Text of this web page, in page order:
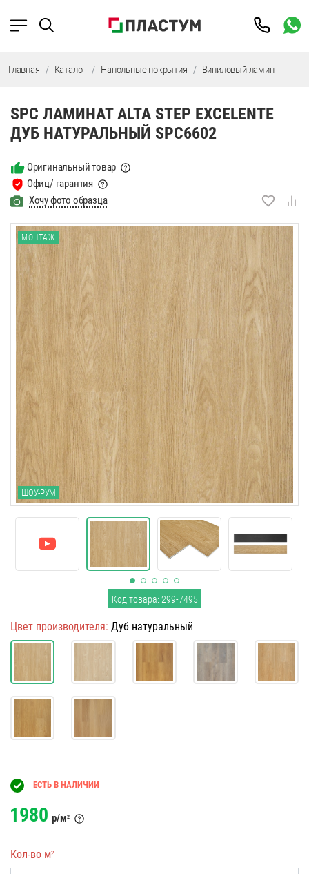
Главная Каталог Напольные покрытия Виниловый ламинат
SPC ЛАМИНАТ ALTA STEP EXCELENTE
ДУБ НАТУРАЛЬНЫЙ SPC6602
Оригинальный товар
Офиц/ гарантия
Хочу фото образца
МОНТАЖ
ШОУ-РУМ
Код товара: 299-7495
Цвет производителя: Дуб натуральный
ЕСТЬ В НАЛИЧИИ
1980 р/м2
Кол-во м2